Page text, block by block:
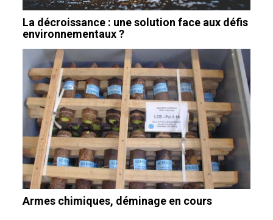
La décroissance : une solution face aux défis
environnementaux ?
Armes chimiques, déminage en cours